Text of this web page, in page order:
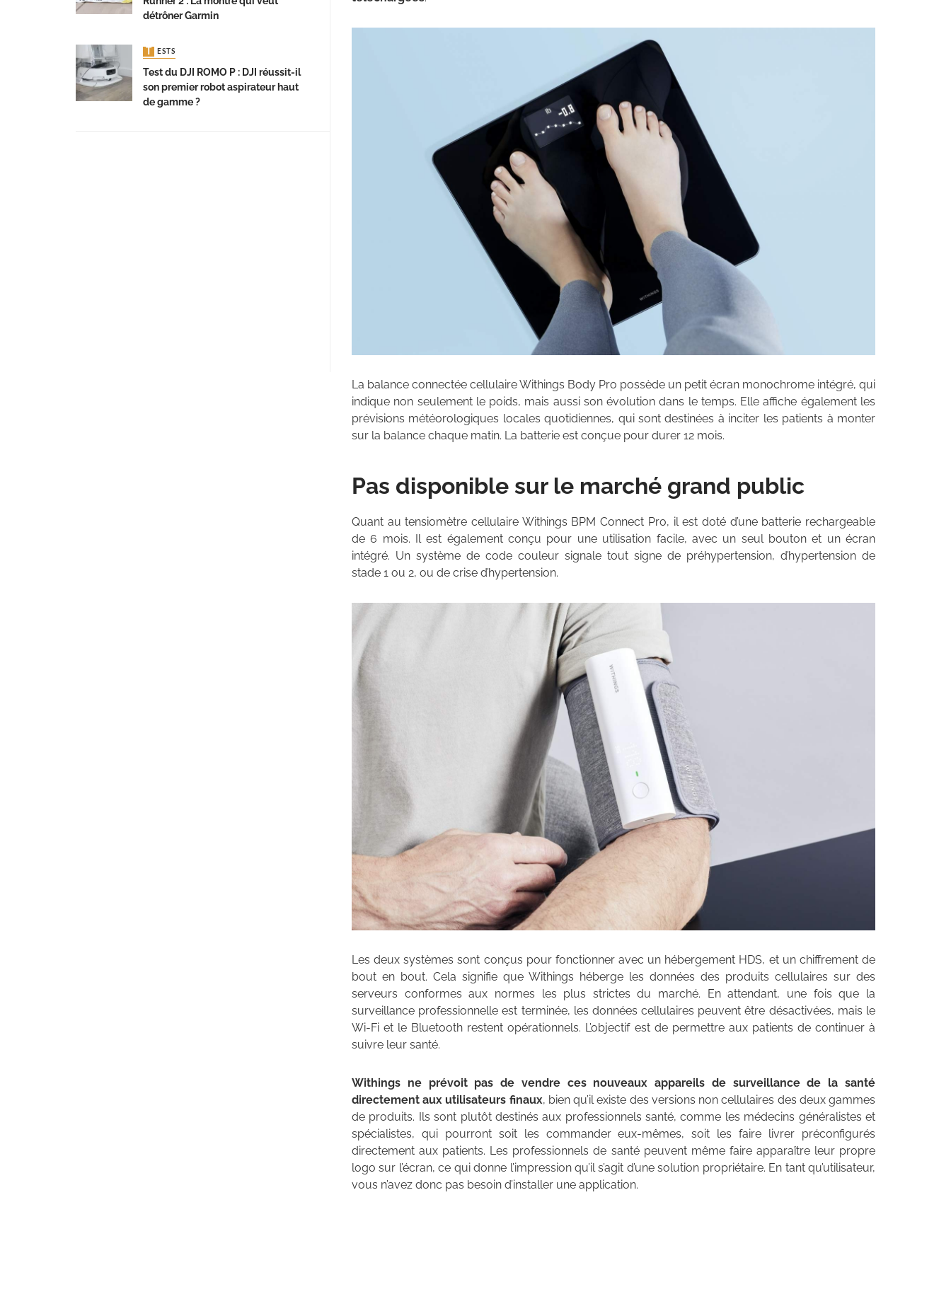
La balance connectée cellulaire Withings Body Pro possède un petit écran monochrome intégré, qui
indique non seulement le poids, mais aussi son évolution dans le temps. Elle affiche également les
prévisions météorologiques locales quotidiennes, qui sont destinées à inciter les patients à monter
sur la balance chaque matin. La batterie est conçue pour durer 12 mois.
Pas disponible sur le marché grand public
Quant au tensiomètre cellulaire Withings BPM Connect Pro, il est doté d’une batterie rechargeable
de 6 mois. Il est également conçu pour une utilisation facile, avec un seul bouton et un écran
intégré. Un système de code couleur signale tout signe de préhypertension, d’hypertension de
stade 1 ou 2, ou de crise d’hypertension.
Les deux systèmes sont conçus pour fonctionner avec un hébergement HDS, et un chiffrement de
bout en bout. Cela signifie que Withings héberge les données des produits cellulaires sur des
serveurs conformes aux normes les plus strictes du marché. En attendant, une fois que la
surveillance professionnelle est terminée, les données cellulaires peuvent être désactivées, mais le
Wi-Fi et le Bluetooth restent opérationnels. L’objectif est de permettre aux patients de continuer à
suivre leur santé.
Withings ne prévoit pas de vendre ces nouveaux appareils de surveillance de la santé
directement aux utilisateurs finaux, bien qu’il existe des versions non cellulaires des deux gammes
de produits. Ils sont plutôt destinés aux professionnels santé, comme les médecins généralistes et
spécialistes, qui pourront soit les commander eux-mêmes, soit les faire livrer préconfigurés
directement aux patients. Les professionnels de santé peuvent même faire apparaître leur propre
logo sur l’écran, ce qui donne l’impression qu’il s’agit d’une solution propriétaire. En tant qu’utilisateur,
vous n’avez donc pas besoin d’installer une application.
détrôner Garmin
TESTS
Test du DJI ROMO P : DJI réussit-il
son premier robot aspirateur haut
de gamme ?